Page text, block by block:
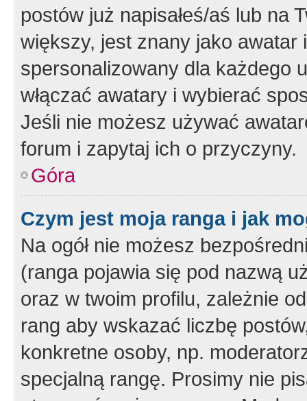
postów już napisałeś/aś lub na
większy, jest znany jako
spersonalizowany dla każdego
włączać awatary i wybierać
Jeśli nie możesz używać
forum i zapytaj ich o przyczyny.
Góra
Czym jest moja ranga i jak
Na ogół nie możesz
(ranga pojawia się pod nazwą
oraz w twoim profilu, zależnie
rang aby wskazać liczbę
konkretne osoby, np.
specjalną rangę. Prosimy nie